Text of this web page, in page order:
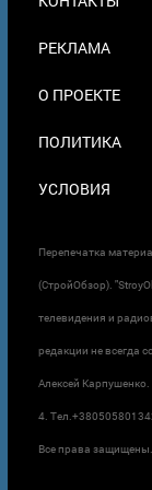
В
РЕКЛАМА
О ПРОЕКТЕ
ПОЛИТИКА
УСЛОВИЯ
Перепечатка
(СтройОбзор).
телевидения и
редакции не всегда
Алексей
4.
Все права защищены.